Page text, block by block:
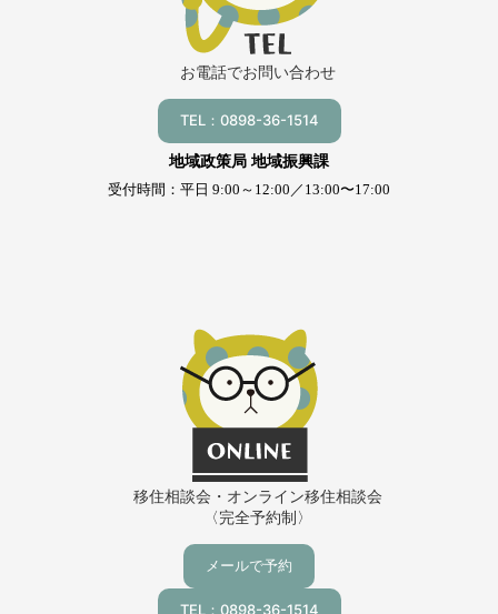
お電話でお問い合わせ
TEL：0898-36-1514
地域政策局 地域振興課
受付時間：平日 9:00～12:00／13:00〜17:00
移住相談会・オンライン移住相談会
〈完全予約制〉
メールで予約
TEL：0898-36-1514